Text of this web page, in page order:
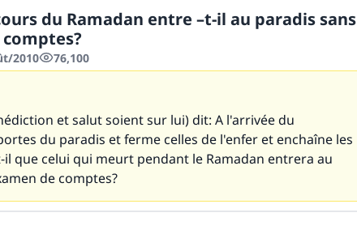
du Ramadan entre –t-il au paradis sans
2010 76,100
et salut soient sur lui) dit: A l'arrivée du
du paradis et ferme celles de l'enfer et enchaîne les
il que celui qui meurt pendant le Ramadan entrera au
de comptes?